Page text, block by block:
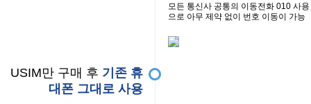
모든 통신사 공통의 이동전화 010 사용
으로 아무 제약 없이 번호 이동이 가능
USIM만 구매 후 기존 휴
대폰 그대로 사용